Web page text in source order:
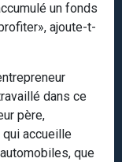
un fonds
ajoute-t-
dans ce
père,
accueille
que